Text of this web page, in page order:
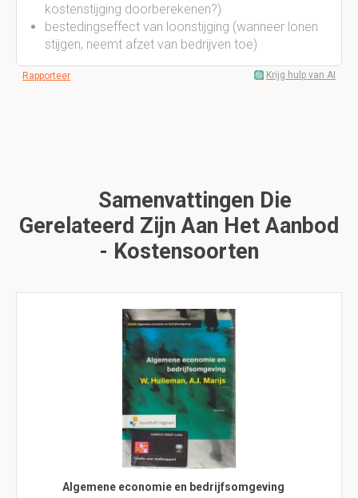
kostenstijging doorberekenen?)
bestedingseffect van loonstijging (wanneer lonen
stijgen, neemt afzet van bedrijven toe)
Rapporteer Krijg hulp van AI
Samenvattingen Die
Gerelateerd Zijn Aan Het Aanbod
- Kostensoorten
Algemene economie en bedrijfsomgeving